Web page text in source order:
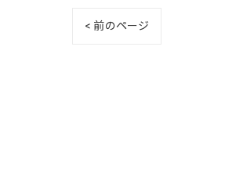
< 前のページ